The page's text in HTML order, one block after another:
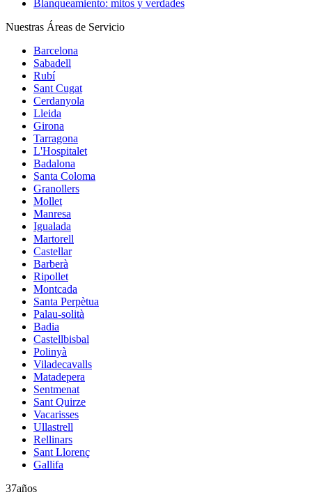
Blanqueamiento: mitos y verdades
Nuestras Áreas de Servicio
Barcelona
Sabadell
Rubí
Sant Cugat
Cerdanyola
Lleida
Girona
Tarragona
L'Hospitalet
Badalona
Santa Coloma
Granollers
Mollet
Manresa
Igualada
Martorell
Castellar
Barberà
Ripollet
Montcada
Santa Perpètua
Palau-solità
Badia
Castellbisbal
Polinyà
Viladecavalls
Matadepera
Sentmenat
Sant Quirze
Vacarisses
Ullastrell
Rellinars
Sant Llorenç
Gallifa
37años